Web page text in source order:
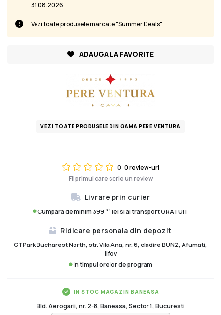
0 0 review-uri
Fii primul care scrie un review
Livrare prin curier
Cumpara de minim 399 99 lei si ai transport GRATUIT
Ridicare personala din depozit
CTPark Bucharest North, str. Vila Ana, nr. 6, cladire BUN2, Afumati,
Ilfov
In timpul orelor de program
IN STOC MAGAZIN BANEASA
Bld. Aerogarii, nr. 2-8, Baneasa, Sector 1, Bucuresti
31.08.2026
Vezi toate produsele marcate "Summer Deals"
ADAUGA LA FAVORITE
VEZI TOATE PRODUSELE DIN GAMA PERE VENTURA